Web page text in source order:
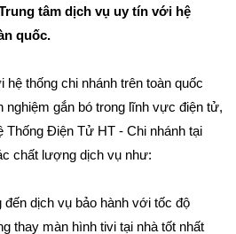
tâm dịch vụ uy tín với hệ
quốc.
thống chi nhánh trên toàn quốc
gắn bó trong lĩnh vực điện tử,
Thống Điện Tử HT - Chi nhánh tại
chất lượng dịch vụ như:
dịch vụ bảo hành với tốc độ
thay màn hình tivi tại nhà tốt nhất